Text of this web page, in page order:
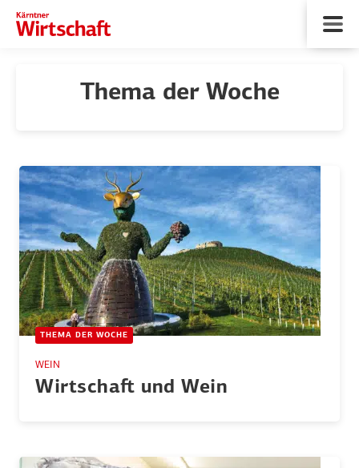
Thema der Woche
THEMA DER WOCHE
WEIN
Wirtschaft und Wein